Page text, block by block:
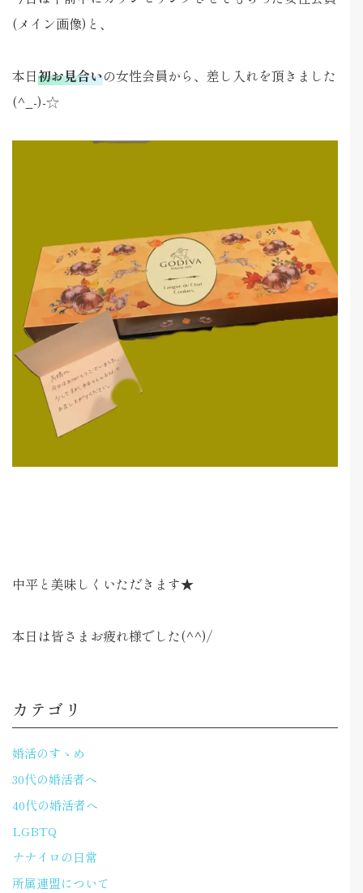
(メイン画像)と、
本日初お見合いの女性会員から、差し入れを頂きました
(^_-)-☆
中平と美味しくいただきます★
本日は皆さまお疲れ様でした(^^)/
カテゴリ
婚活のすゝめ
30代の婚活者へ
40代の婚活者へ
LGBTQ
ナナイロの日常
所属連盟について